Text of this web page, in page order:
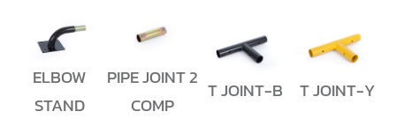
ELBOW
STAND
PIPE JOINT 2
COMP
T JOINT-B T JOINT-Y